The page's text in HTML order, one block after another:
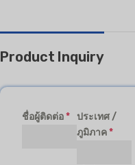
Product Inquiry
ชื่อผู้ติดต่อ*
ประเทศ /
ภูมิภาค*